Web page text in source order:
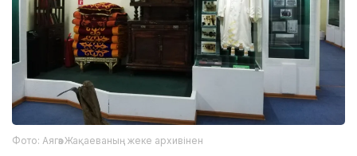
Фото: Аягөз Жақаеваның жеке архивінен